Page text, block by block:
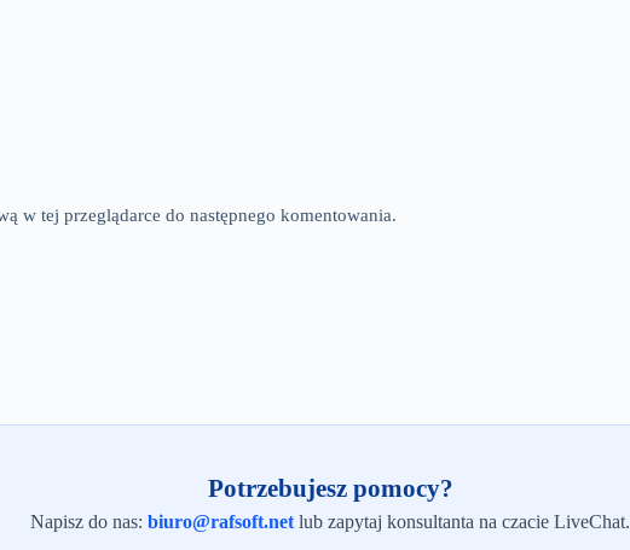
w tej przeglądarce do następnego komentowania.
Potrzebujesz pomocy?
Napisz do nas: biuro@rafsoft.net lub zapytaj konsultanta na czacie LiveChat.